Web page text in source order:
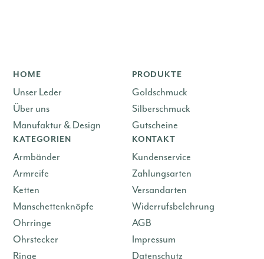
HOME
Unser Leder
Über uns
Manufaktur & Design
PRODUKTE
Goldschmuck
Silberschmuck
Gutscheine
KATEGORIEN
Armbänder
Armreife
Ketten
Manschettenknöpfe
Ohrringe
Ohrstecker
Ringe
KONTAKT
Kundenservice
Zahlungsarten
Versandarten
Widerrufsbelehrung
AGB
Impressum
Datenschutz